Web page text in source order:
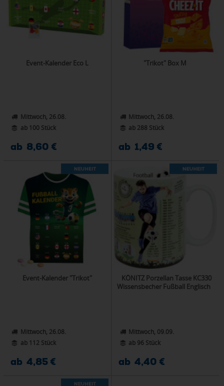
Event-Kalender Eco L
Mittwoch, 26.08.
ab 100 Stück
ab 8,60 €
"Trikot" Box M
Mittwoch, 26.08.
ab 288 Stück
ab 1,49 €
Event-Kalender "Trikot"
Mittwoch, 26.08.
ab 112 Stück
ab 4,85 €
KÖNITZ Porzellan Tasse KC330
Wissensbecher Fußball Englisch
Mittwoch, 09.09.
ab 96 Stück
ab 4,40 €